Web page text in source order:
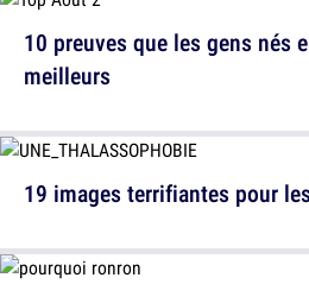
10 preuves que les gens nés
meilleurs
19 images terrifiantes pour